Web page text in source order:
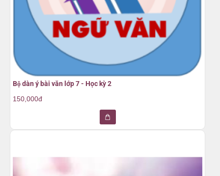
Bộ dàn ý bài văn lớp 7 - Học kỳ 2
150,000đ